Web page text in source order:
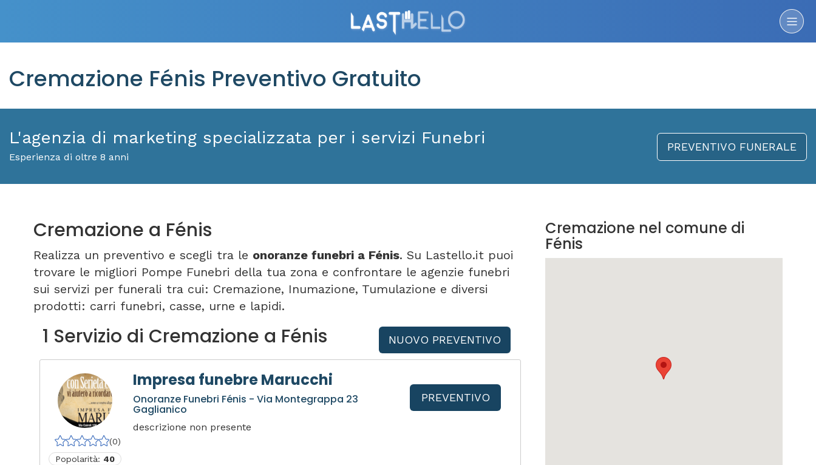
Cremazione Fénis Preventivo Gratuito
L'agenzia di marketing specializzata per i servizi Funebri
Esperienza di oltre 8 anni
PREVENTIVO FUNERALE
Cremazione a Fénis
Realizza un preventivo e scegli tra le onoranze funebri a Fénis. Su Lastello.it puoi
trovare le migliori Pompe Funebri della tua zona e confrontare le agenzie funebri
sui servizi per funerali tra cui: Cremazione, Inumazione, Tumulazione e diversi
prodotti: carri funebri, casse, urne e lapidi.
1 Servizio di Cremazione a Fénis NUOVO PREVENTIVO
(0)
Popolarità: 40
Impresa funebre Marucchi
Onoranze Funebri Fénis - Via Montegrappa 23
Gaglianico
descrizione non presente
PREVENTIVO
Cremazione nel comune di
Fénis